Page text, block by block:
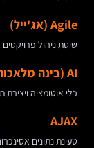
Agile (אג'ייל)
שיטת ניהול
AI (בינה מלאכותית)
כלי אוטומציה ויצירת
AJAX
טעינת נתונים